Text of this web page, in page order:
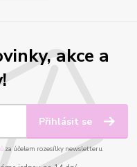
akce a
Přihlásit se
za účelem rozesílky newsletteru.